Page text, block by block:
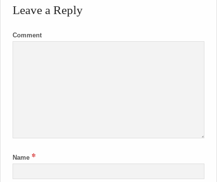
Leave a Reply
Comment
Name *